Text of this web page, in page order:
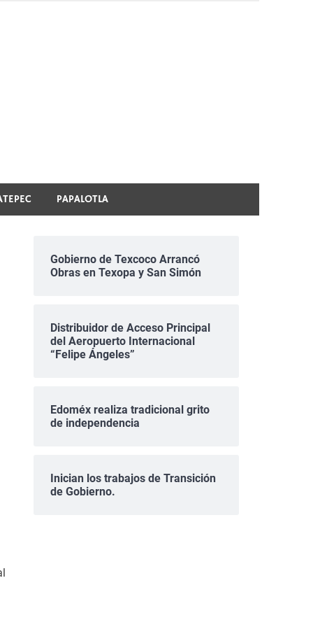
PAPALOTLA
Gobierno de Texcoco Arrancó
Obras en Texopa y San Simón
Distribuidor de Acceso Principal
del Aeropuerto Internacional
“Felipe Ángeles”
Edoméx realiza tradicional grito
de independencia
Inician los trabajos de Transición
de Gobierno.